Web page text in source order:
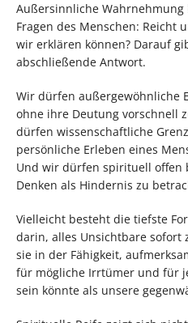
Außersinnliche
Fragen des Menschen: Reicht
wir erklären können? Darauf
abschließende Antwort.
Wir dürfen außergewöhnliche
ohne ihre Deutung vorschnell
dürfen wissenschaftliche
persönliche Erleben eines
Und wir dürfen spirituell offen
Denken als Hindernis zu
Vielleicht besteht die tiefste
darin, alles Unsichtbare sofort
sie in der Fähigkeit,
für mögliche Irrtümer und für
sein könnte als unsere